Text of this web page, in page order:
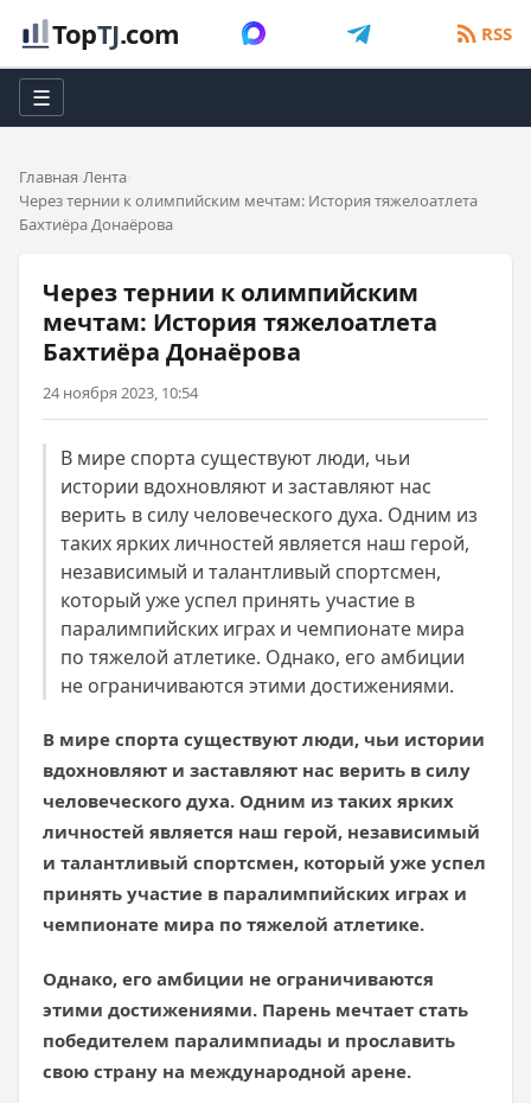
TopTJ.com RSS
☰
Главная Лента
Через тернии к олимпийским мечтам: История тяжелоатлета
Бахтиёра Донаёрова
Через тернии к олимпийским
мечтам: История тяжелоатлета
Бахтиёра Донаёрова
24 ноября 2023, 10:54
В мире спорта существуют люди, чьи
истории вдохновляют и заставляют нас
верить в силу человеческого духа. Одним из
таких ярких личностей является наш герой,
независимый и талантливый спортсмен,
который уже успел принять участие в
паралимпийских играх и чемпионате мира
по тяжелой атлетике. Однако, его амбиции
не ограничиваются этими достижениями.
В мире спорта существуют люди, чьи истории
вдохновляют и заставляют нас верить в силу
человеческого духа. Одним из таких ярких
личностей является наш герой, независимый
и талантливый спортсмен, который уже успел
принять участие в паралимпийских играх и
чемпионате мира по тяжелой атлетике.
Однако, его амбиции не ограничиваются
этими достижениями. Парень мечтает стать
победителем паралимпиады и прославить
свою страну на международной арене.